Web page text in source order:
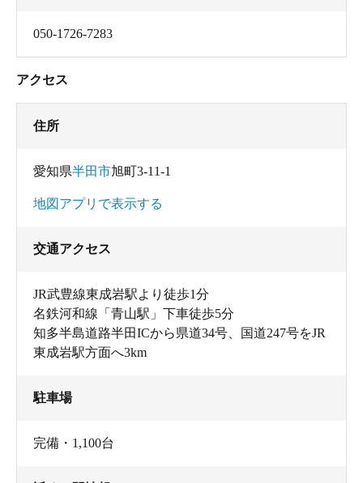
050-1726-7283
アクセス
住所
愛知県半田市旭町3-11-1
地図アプリで表示する
交通アクセス
JR武豊線東成岩駅より徒歩1分
名鉄河和線「青山駅」下車徒歩5分
知多半島道路半田ICから県道34号、国道247号をJR
東成岩駅方面へ3km
駐車場
完備・1,100台